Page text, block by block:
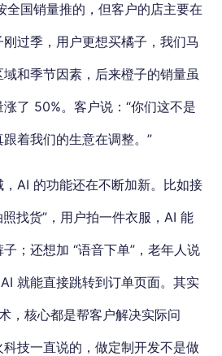
全国销量推的，但客户的店主要在
过季，用户更想买橘子，我们马
和季节因素，后来橙子的销量虽
了 50%。客户说：“你们这不是
着我们的生意在调整。”
AI 的功能还在不断加新。比如接
找货”，用户拍一件衣服，AI 能
；还想加 “语音下单”，老年人说
就能直接跳转到订单页面。其实
，核心都是帮客户解决实际问
技一直说的，做定制开发不是做